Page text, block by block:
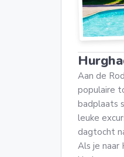
Aan de
populaire
badplaats
leuke
dagtocht
Als je naar